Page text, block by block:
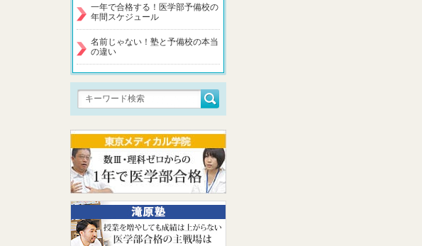
一年で合格する！医学部予備校の
年間スケジュール
名前じゃない！塾と予備校の本当
の違い